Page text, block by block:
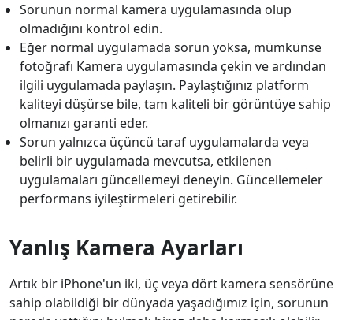
Sorunun normal kamera uygulamasında olup
olmadığını kontrol edin.
Eğer normal uygulamada sorun yoksa, mümkünse
fotoğrafı Kamera uygulamasında çekin ve ardından
ilgili uygulamada paylaşın. Paylaştığınız platform
kaliteyi düşürse bile, tam kaliteli bir görüntüye sahip
olmanızı garanti eder.
Sorun yalnızca üçüncü taraf uygulamalarda veya
belirli bir uygulamada mevcutsa, etkilenen
uygulamaları güncellemeyi deneyin. Güncellemeler
performans iyileştirmeleri getirebilir.
Yanlış Kamera Ayarları
Artık bir iPhone'un iki, üç veya dört kamera sensörüne
sahip olabildiği bir dünyada yaşadığımız için, sorunun